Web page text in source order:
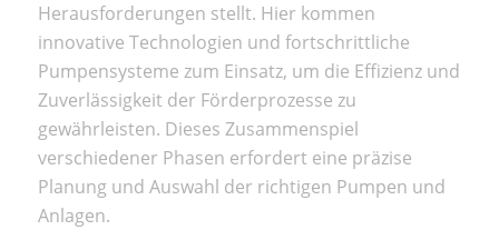
Herausforderungen stellt. Hier kommen
innovative Technologien und fortschrittliche
Pumpensysteme zum Einsatz, um die Effizienz und
Zuverlässigkeit der Förderprozesse zu
gewährleisten. Dieses Zusammenspiel
verschiedener Phasen erfordert eine präzise
Planung und Auswahl der richtigen Pumpen und
Anlagen.